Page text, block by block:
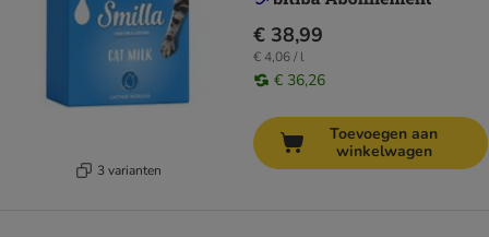
3 varianten
€ 38,99
€ 4,06 / l
€ 36,26
Toevoegen aan
winkelwagen